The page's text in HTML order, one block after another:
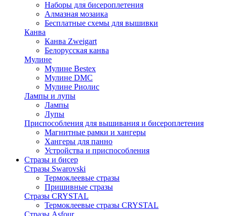
Наборы для бисероплетения
Алмазная мозаика
Бесплатные схемы для вышивки
Канва
Канва Zweigart
Белорусская канва
Мулине
Мулине Bestex
Мулине DMC
Мулине Риолис
Лампы и лупы
Лампы
Лупы
Приспособления для вышивания и бисероплетения
Магнитные рамки и хангеры
Хангеры для панно
Устройства и приспособления
Стразы и бисер
Стразы Swarovski
Термоклеевые стразы
Пришивные стразы
Стразы CRYSTAL
Термоклеевые стразы CRYSTAL
Стразы Asfour